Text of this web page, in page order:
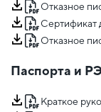
Отказное
Сертификат
Отказное
Паспорта и
Краткое